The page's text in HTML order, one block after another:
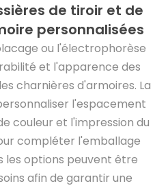
de tiroir et de
personnalisées
ou l'électrophorèse
et l'apparence des
charnières d'armoires. La
l'espacement
couleur et l'impression du
compléter l'emballage
les options peuvent être
afin de garantir une